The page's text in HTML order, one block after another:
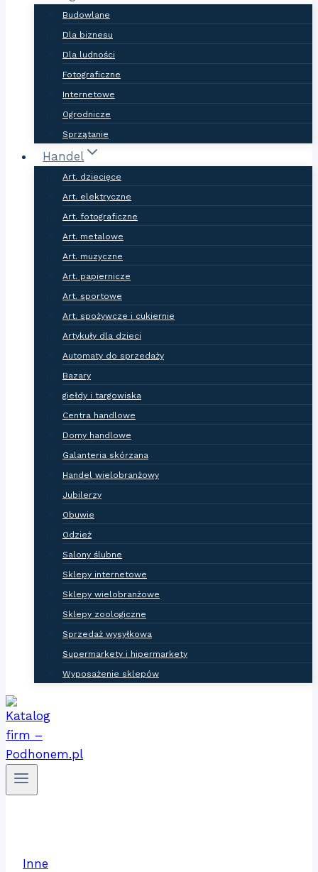
Budowlane
Dla biznesu
Dla ludności
Fotograficzne
Internetowe
Ogrodnicze
Sprzątanie
Handel
Art. dziecięce
Art. elektryczne
Art. fotograficzne
Art. metalowe
Art. muzyczne
Art. papiernicze
Art. sportowe
Art. spożywcze i cukiernie
Artykuły dla dzieci
Automaty do sprzedaży
Bazary
giełdy i targowiska
Centra handlowe
Domy handlowe
Galanteria skórzana
Handel wielobranżowy
Jubilerzy
Obuwie
Odzież
Salony ślubne
Sklepy internetowe
Sklepy wielobranżowe
Sklepy zoologiczne
Sprzedaż wysyłkowa
Supermarkety i hipermarkety
Wyposażenie sklepów
Inne